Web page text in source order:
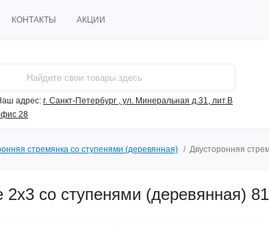
КОНТАКТЫ АКЦИИ
адрес: г. Санкт-Петербург , ул. Минеральная д.31, лит.В
28
стремянка со ступенями (деревянная) Двусторонняя
со ступенями (деревянная)